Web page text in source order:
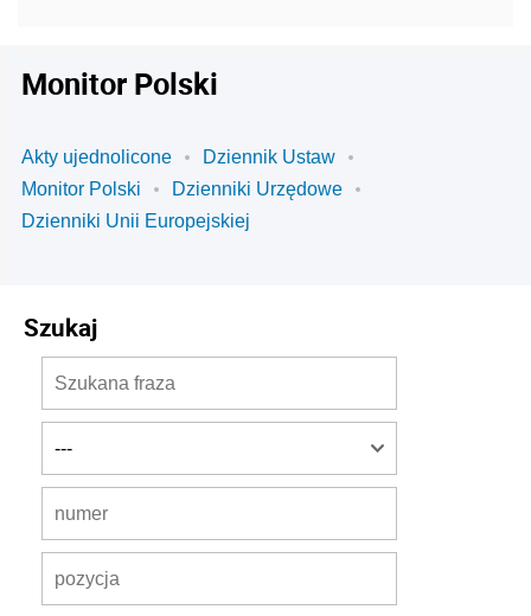
Monitor Polski
Akty ujednolicone
Dziennik Ustaw
Monitor Polski
Dzienniki Urzędowe
Dzienniki Unii Europejskiej
Szukaj